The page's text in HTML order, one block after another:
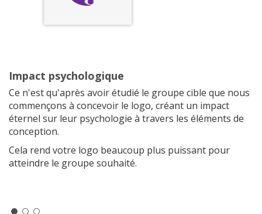
Impact psychologique
Ce n'est qu'après avoir étudié le groupe cible que nous
commençons à concevoir le logo, créant un impact
éternel sur leur psychologie à travers les éléments de
conception.
Cela rend votre logo beaucoup plus puissant pour
atteindre le groupe souhaité.